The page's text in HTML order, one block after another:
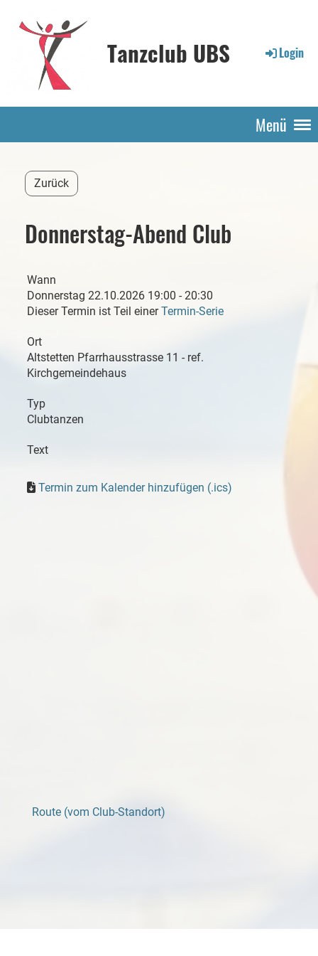
Tanzclub UBS Login
Menü
Zurück
Donnerstag-Abend Club
Wann
Donnerstag 22.10.2026 19:00 - 20:30
Dieser Termin ist Teil einerTermin-Serie
Ort
Altstetten Pfarrhausstrasse 11 - ref.
Kirchgemeindehaus
Typ
Clubtanzen
Text
Termin zum Kalender hinzufügen (.ics)
Route (vom Club-Standort)